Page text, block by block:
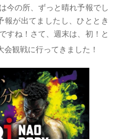
今の所、ずっと晴れ予報でし
報が出てましたし、ひととき
すね！さて、週末は、初！と
会観戦に行ってきました！